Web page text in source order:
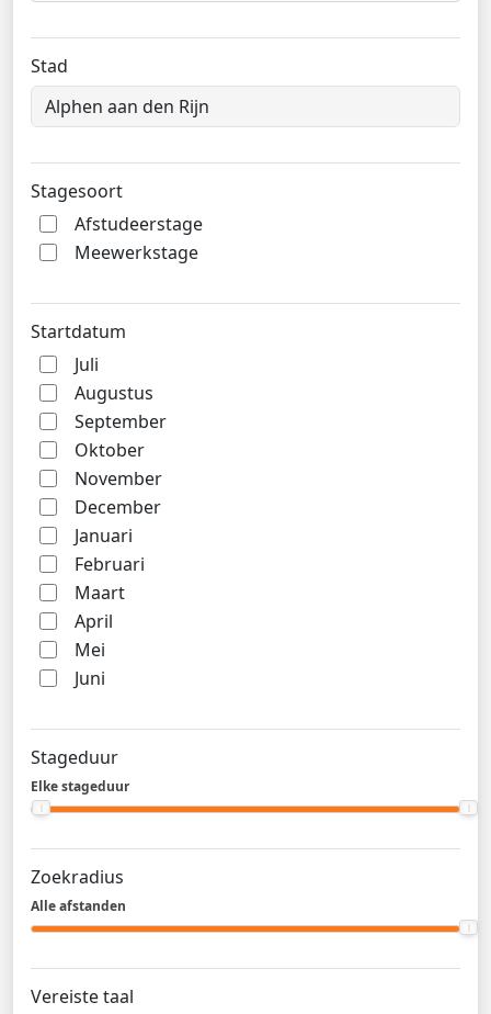
Stad
Stagesoort
Afstudeerstage
Meewerkstage
Startdatum
Juli
Augustus
September
Oktober
November
December
Januari
Februari
Maart
April
Mei
Juni
Stageduur
Elke stageduur
Zoekradius
Alle afstanden
Vereiste taal